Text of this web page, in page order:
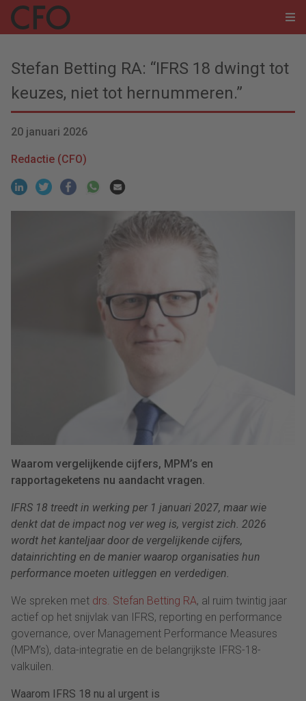
Stefan Betting RA: “IFRS 18 dwingt tot
keuzes, niet tot hernummeren.”
20 januari 2026
Redactie (CFO)
Waarom vergelijkende cijfers, MPM’s en
rapportageketens nu aandacht vragen.
IFRS 18 treedt in werking per 1 januari 2027, maar wie
denkt dat de impact nog ver weg is, vergist zich. 2026
wordt het kanteljaar door de vergelijkende cijfers,
datainrichting en de manier waarop organisaties hun
performance moeten uitleggen en verdedigen.
We spreken met drs. Stefan Betting RA, al ruim twintig jaar
actief op het snijvlak van IFRS, reporting en performance
governance, over Management Performance Measures
(MPM’s), data-integratie en de belangrijkste IFRS-18-
valkuilen.
Waarom IFRS 18 nu al urgent is